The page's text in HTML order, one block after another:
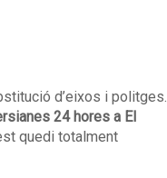
d’eixos i politges.
24 hores a El
quedi totalment